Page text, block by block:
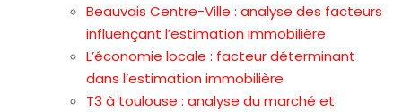
Beauvais Centre-Ville : analyse des facteurs
influençant l’estimation immobilière
L’économie locale : facteur déterminant
dans l’estimation immobilière
T3 à toulouse : analyse du marché et